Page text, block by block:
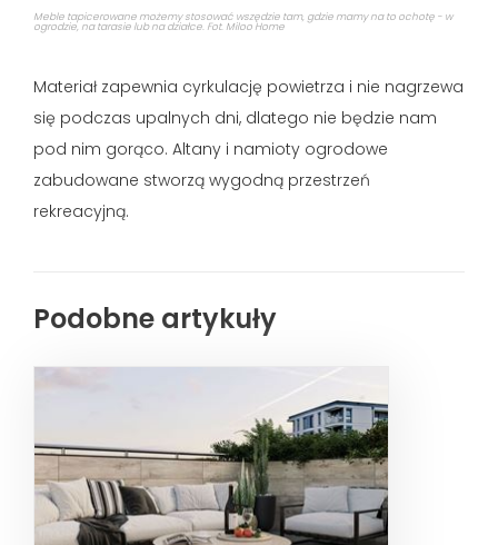
Meble tapicerowane możemy stosować wszędzie tam, gdzie mamy na to ochotę - w
ogrodzie, na tarasie lub na działce. Fot. Miloo Home
Materiał zapewnia cyrkulację powietrza i nie nagrzewa
się podczas upalnych dni, dlatego nie będzie nam
pod nim gorąco. Altany i namioty ogrodowe
zabudowane stworzą wygodną przestrzeń
rekreacyjną.
Podobne artykuły